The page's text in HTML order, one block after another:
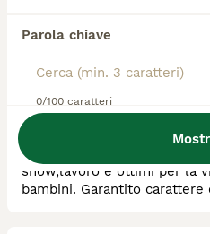
Parola chiave
0/100 caratteri
Razza:
Darfo
Allevamento riconosciuto
show,lavoro e ottimi per la
bambini. Garantito